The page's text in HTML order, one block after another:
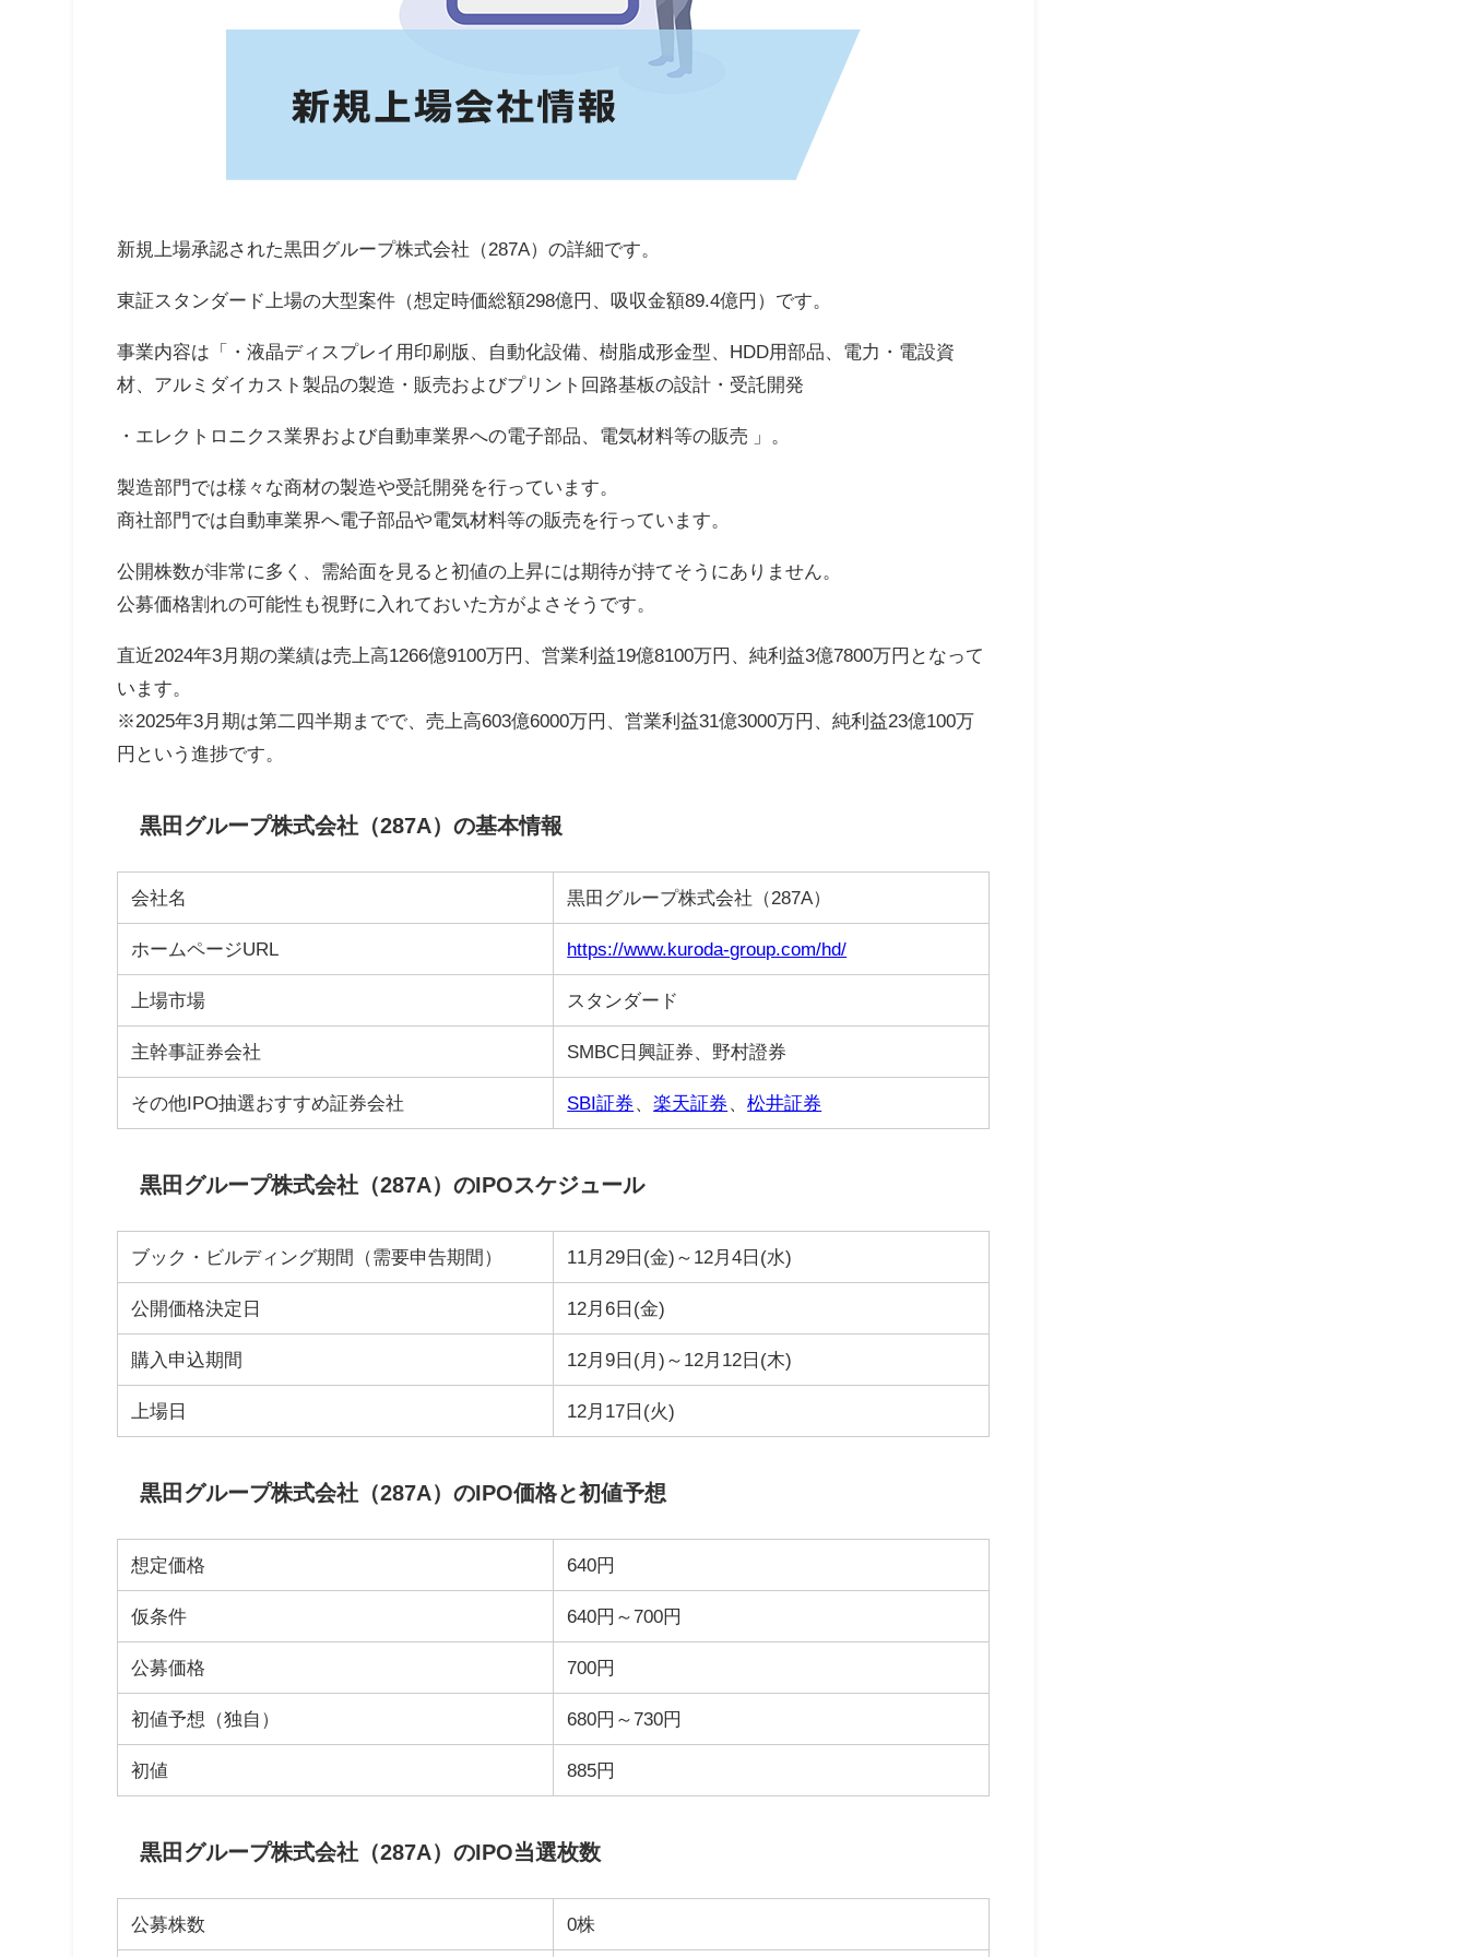
新規上場承認された黒田グループ株式会社（287A）の詳細です。
東証スタンダード上場の大型案件（想定時価総額298億円、吸収金額89.4億円）です。
事業内容は「・液晶ディスプレイ用印刷版、自動化設備、樹脂成形金型、HDD用部品、電力・電設資
材、アルミダイカスト製品の製造・販売およびプリント回路基板の設計・受託開発
・エレクトロニクス業界および自動車業界への電子部品、電気材料等の販売 」。
製造部門では様々な商材の製造や受託開発を行っています。
商社部門では自動車業界へ電子部品や電気材料等の販売を行っています。
公開株数が非常に多く、需給面を見ると初値の上昇には期待が持てそうにありません。
公募価格割れの可能性も視野に入れておいた方がよさそうです。
直近2024年3月期の業績は売上高1266億9100万円、営業利益19億8100万円、純利益3億7800万円となって
います。
※2025年3月期は第二四半期までで、売上高603億6000万円、営業利益31億3000万円、純利益23億100万
円という進捗です。
黒田グループ株式会社（287A）の基本情報
会社名 黒田グループ株式会社（287A）
ホームページURL https://www.kuroda-group.com/hd/
上場市場 スタンダード
主幹事証券会社 SMBC日興証券、野村證券
その他IPO抽選おすすめ証券会社 SBI証券 、楽天証券 、松井証券
黒田グループ株式会社（287A）のIPOスケジュール
ブック・ビルディング期間（需要申告期間） 11月29日(金)～12月4日(水)
公開価格決定日 12月6日(金)
購入申込期間 12月9日(月)～12月12日(木)
上場日 12月17日(火)
黒田グループ株式会社（287A）のIPO価格と初値予想
想定価格 640円
仮条件 640円～700円
公募価格 700円
初値予想（独自） 680円～730円
初値 885円
黒田グループ株式会社（287A）のIPO当選枚数
公募株数 0株